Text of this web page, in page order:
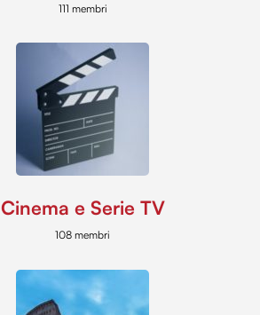
111 membri
Cinema e Serie TV
108 membri